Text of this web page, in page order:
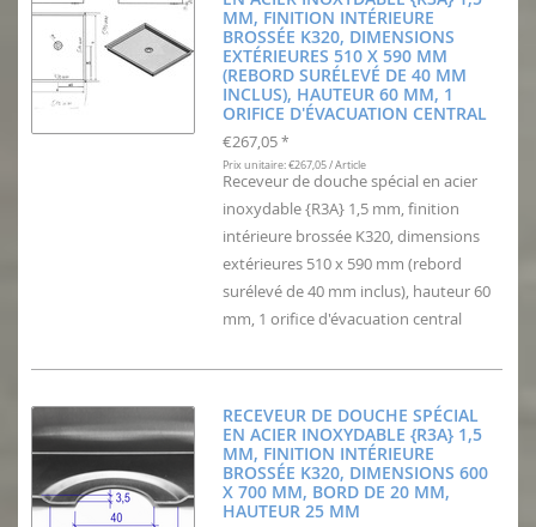
MM, FINITION INTÉRIEURE
BROSSÉE K320, DIMENSIONS
EXTÉRIEURES 510 X 590 MM
(REBORD SURÉLEVÉ DE 40 MM
INCLUS), HAUTEUR 60 MM, 1
ORIFICE D'ÉVACUATION CENTRAL
€267,05 *
Prix unitaire: €267,05 / Article
Receveur de douche spécial en acier
inoxydable {R3A} 1,5 mm, finition
intérieure brossée K320, dimensions
extérieures 510 x 590 mm (rebord
surélevé de 40 mm inclus), hauteur 60
mm, 1 orifice d'évacuation central
RECEVEUR DE DOUCHE SPÉCIAL
EN ACIER INOXYDABLE {R3A} 1,5
MM, FINITION INTÉRIEURE
BROSSÉE K320, DIMENSIONS 600
X 700 MM, BORD DE 20 MM,
HAUTEUR 25 MM